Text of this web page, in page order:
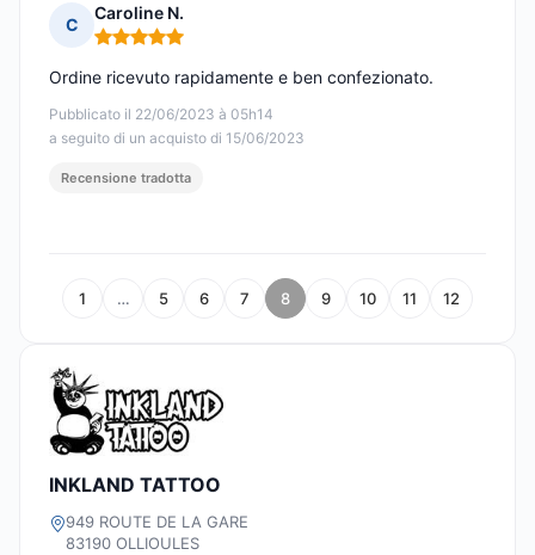
C
Caroline N.
Nota: 5 su 5
Pubblicato il 22/06/2023 à 05h14
a seguito di un acquisto di 15/06/2023
Ordine ricevuto rapidamente e ben confezionato.
Recensione tradotta
1 … 5 6 7 8 9 10 11 12
INKLAND TATTOO
949 ROUTE DE LA GARE
83190 OLLIOULES